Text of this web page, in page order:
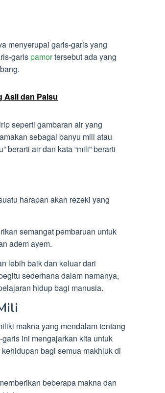
menyerupai garis-garis yang
garispamortersebut ada yang
Asli dan Palsu
seperti gambaran air yang
sebagai banyu mili atau
berarti air dan kata “mili” berarti
harapan akan rezeki yang
semangat pembaruan untuk
adem ayem.
lebih baik dan keluar dari
sederhana dalam namanya,
hidup bagi manusia.
makna yang mendalam tentang
ini mengajarkan kita untuk
bagi semua makhluk di
beberapa makna dan